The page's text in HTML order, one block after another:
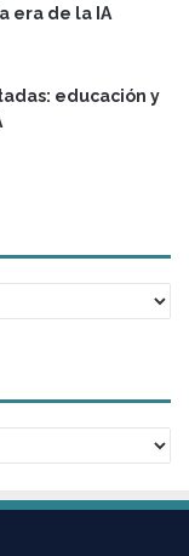
era de la IA
educación y